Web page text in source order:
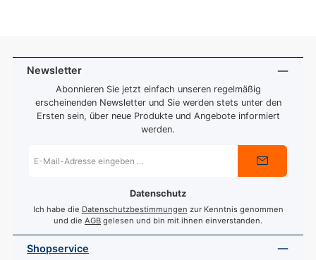
Newsletter
Abonnieren Sie jetzt einfach unseren regelmäßig
erscheinenden Newsletter und Sie werden stets unter den
Ersten sein, über neue Produkte und Angebote informiert
werden.
Mail-
Datenschutz
Ich habe die Datenschutzbestimmungen zur Kenntnis genommen
und die AGB gelesen und bin mit ihnen einverstanden.
Shopservice